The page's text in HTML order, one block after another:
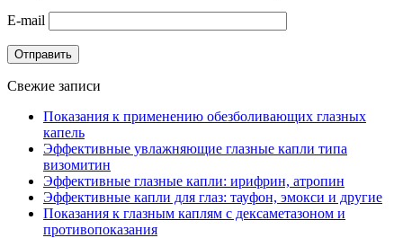
E-mail
Отправить
Свежие записи
Показания к применению обезболивающих глазных
капель
Эффективные увлажняющие глазные капли типа
визомитин
Эффективные глазные капли: ирифрин, атропин
Эффективные капли для глаз: тауфон, эмокси и другие
Показания к глазным каплям с дексаметазоном и
противопоказания